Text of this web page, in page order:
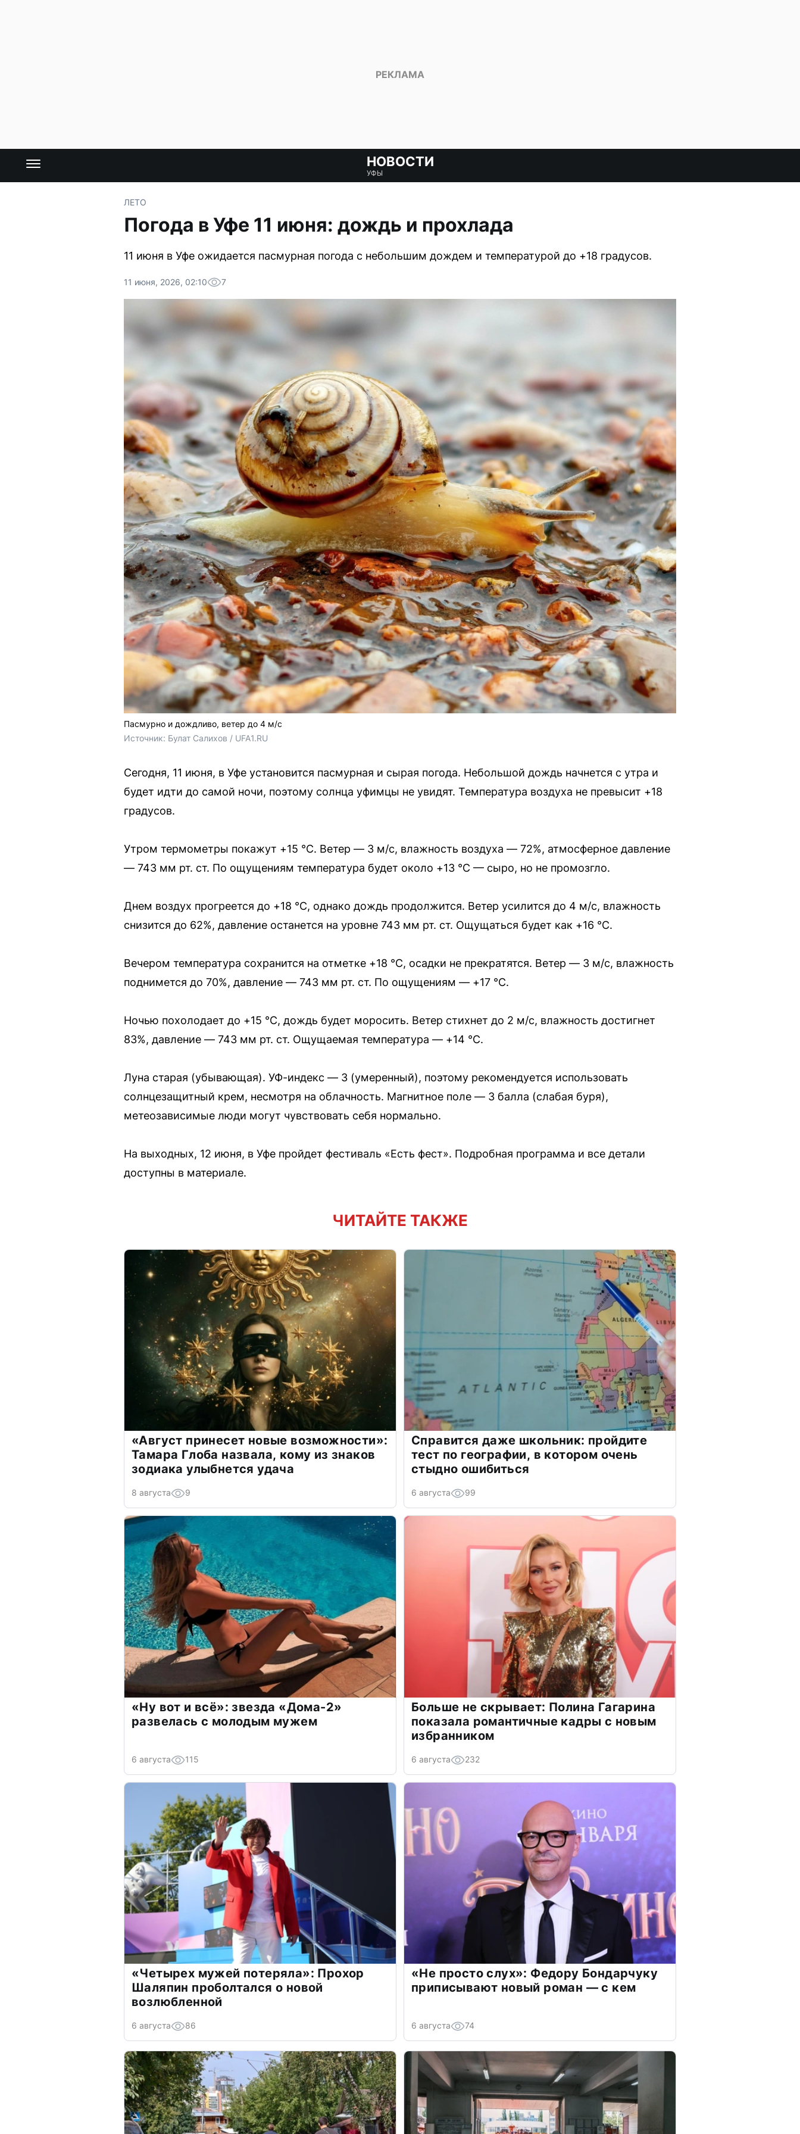
НОВОСТИ
УФЫ
ЛЕТО
Погода в Уфе 11 июня: дождь и прохлада
11 июня в Уфе ожидается пасмурная погода с небольшим дождем и температурой до +18 градусов.
11 июня, 2026, 02:10 7
Пасмурно и дождливо, ветер до 4 м/с
Источник: Булат Салихов / UFA1.RU
Сегодня, 11 июня, в Уфе установится пасмурная и сырая погода. Небольшой дождь начнется с утра и
будет идти до самой ночи, поэтому солнца уфимцы не увидят. Температура воздуха не превысит +18
градусов.
Утром термометры покажут +15 °C. Ветер — 3 м/с, влажность воздуха — 72%, атмосферное давление
— 743 мм рт. ст. По ощущениям температура будет около +13 °C — сыро, но не промозгло.
Днем воздух прогреется до +18 °C, однако дождь продолжится. Ветер усилится до 4 м/с, влажность
снизится до 62%, давление останется на уровне 743 мм рт. ст. Ощущаться будет как +16 °C.
Вечером температура сохранится на отметке +18 °C, осадки не прекратятся. Ветер — 3 м/с, влажность
поднимется до 70%, давление — 743 мм рт. ст. По ощущениям — +17 °C.
Ночью похолодает до +15 °C, дождь будет моросить. Ветер стихнет до 2 м/с, влажность достигнет
83%, давление — 743 мм рт. ст. Ощущаемая температура — +14 °C.
Луна старая (убывающая). УФ-индекс — 3 (умеренный), поэтому рекомендуется использовать
солнцезащитный крем, несмотря на облачность. Магнитное поле — 3 балла (слабая буря),
метеозависимые люди могут чувствовать себя нормально.
На выходных, 12 июня, в Уфе пройдет фестиваль «Есть фест». Подробная программа и все детали
доступны в материале.
ЧИТАЙТЕ ТАКЖЕ
«Август принесет новые возможности»:
Тамара Глоба назвала, кому из знаков
зодиака улыбнется удача
8 августа 9
Справится даже школьник: пройдите
тест по географии, в котором очень
стыдно ошибиться
6 августа 99
«Ну вот и всё»: звезда «Дома-2»
развелась с молодым мужем
6 августа 115
Больше не скрывает: Полина Гагарина
показала романтичные кадры с новым
избранником
6 августа 232
«Четырех мужей потеряла»: Прохор
Шаляпин проболтался о новой
возлюбленной
6 августа 86
«Не просто слух»: Федору Бондарчуку
приписывают новый роман — с кем
6 августа 74